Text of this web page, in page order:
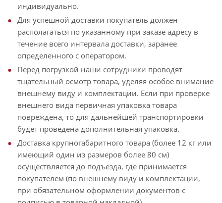
индивидуально.
Для успешной доставки покупатель должен
располагаться по указанному при заказе адресу в
течение всего интервала доставки, заранее
определенного с оператором.
Перед погрузкой наши сотрудники проводят
тщательный осмотр товара, уделяя особое внимание
внешнему виду и комплектации. Если при проверке
внешнего вида первичная упаковка товара
повреждена, то для дальнейшей транспортировки
будет проведена дополнительная упаковка.
Доставка крупногабаритного товара (более 12 кг или
имеющий один из размеров более 80 см)
осуществляется до подъезда, где принимается
покупателем (по внешнему виду и комплектации,
при обязательном оформлении документов с